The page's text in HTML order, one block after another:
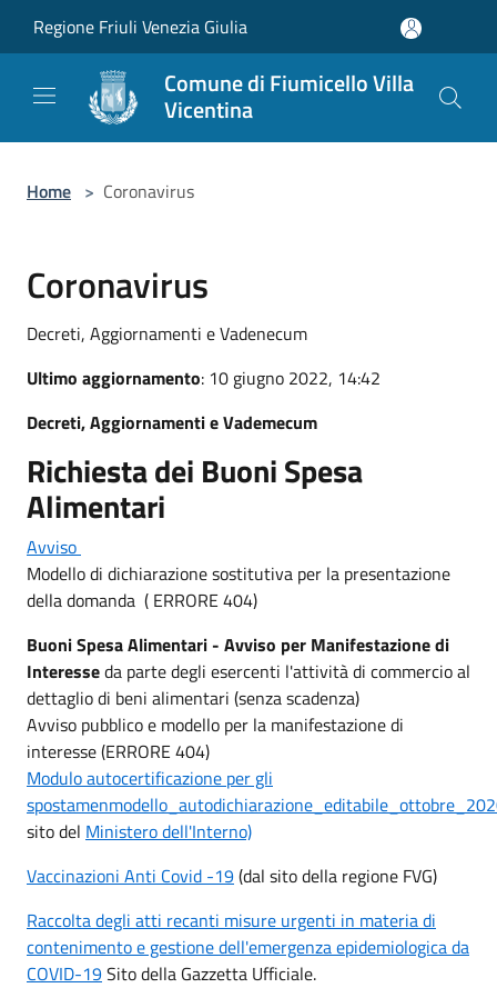
Regione Friuli Venezia Giulia
Comune di Fiumicello Villa
Vicentina
Home > Coronavirus
Coronavirus
Decreti, Aggiornamenti e Vadenecum
Ultimo aggiornamento: 10 giugno 2022, 14:42
Decreti, Aggiornamenti e Vademecum
Richiesta dei Buoni Spesa
Alimentari
Avviso
Modello di dichiarazione sostitutiva per la presentazione
della domanda ( ERRORE 404)
Buoni Spesa Alimentari - Avviso per Manifestazione di
Interesseda parte degli esercenti l'attività di commercio al
dettaglio di beni alimentari (senza scadenza)
Avviso pubblico e modello per la manifestazione di
interesse (ERRORE 404)
Modulo autocertificazione per gli
spostamen
sito del Ministero dell'Interno)
Vaccinazioni Anti Covid -19(dal sito della regione FVG)
Raccolta degli atti recanti misure urgenti in materia di
contenimento e gestione dell'emergenza epidemiologica da
COVID-19Sito della Gazzetta Ufficiale.